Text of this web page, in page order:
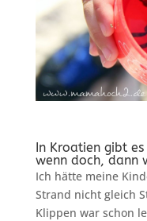
In Kroatien gibt
wenn doch, dann
Ich hätte meine
Strand nicht gleich
Klippen war schon